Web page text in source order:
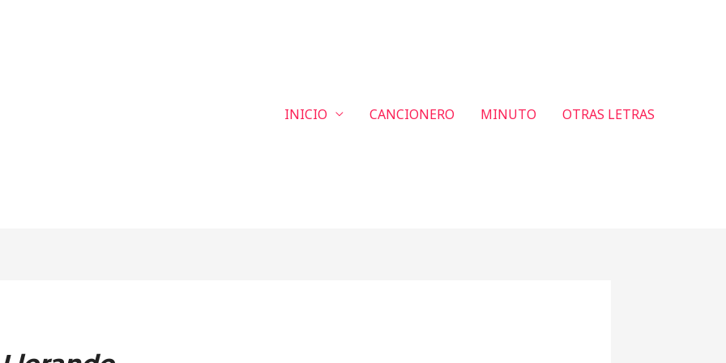
INICIO CANCIONERO MINUTO OTRAS LETRAS